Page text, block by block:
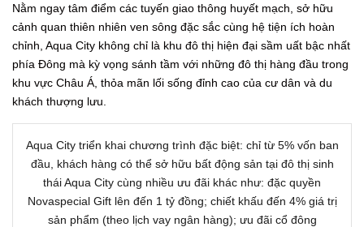
Nằm ngay tâm điểm các tuyến giao thông huyết mạch, sở hữu
cảnh quan thiên nhiên ven sông đặc sắc cùng hệ tiện ích hoàn
chỉnh, Aqua City không chỉ là khu đô thị hiện đại sầm uất bậc nhất
phía Đông mà kỳ vọng sánh tầm với những đô thị hàng đầu trong
khu vực Châu Á, thỏa mãn lối sống đỉnh cao của cư dân và du
khách thượng lưu.
Aqua City triển khai chương trình đặc biệt: chỉ từ 5% vốn ban
đầu, khách hàng có thể sở hữu bất động sản tại đô thị sinh
thái Aqua City cùng nhiều ưu đãi khác như: đặc quyền
Novaspecial Gift lên đến 1 tỷ đồng; chiết khấu đến 4% giá trị
sản phẩm (theo lịch vay ngân hàng); ưu đãi cổ đông